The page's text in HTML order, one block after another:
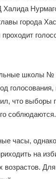
Халида
города
школы №
что выборы
соблюдаются.
часы,
на